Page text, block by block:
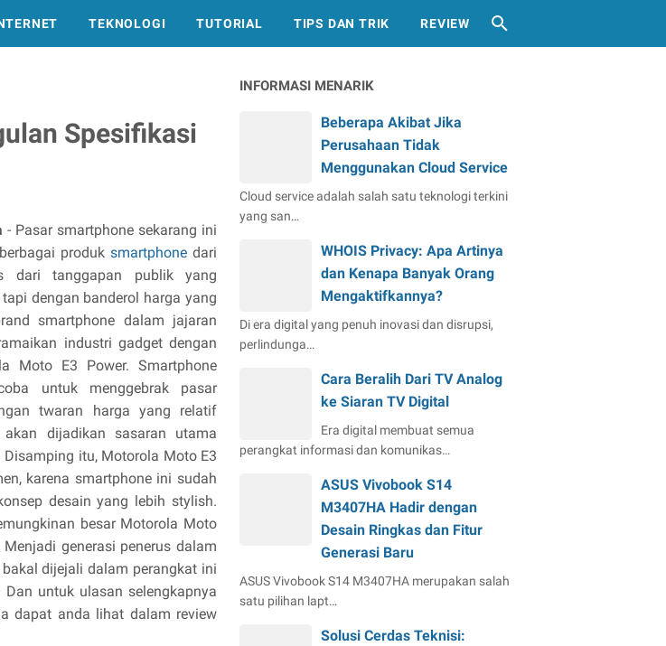
TEKNOLOGI TUTORIAL TIPS DAN TRIK REVIEW
Spesifikasi
- Pasar smartphone sekarang ini
produksmartphone dari
dari tanggapan publik yang
dengan banderol harga yang
smartphone dalam jajaran
industri gadget dengan
Moto E3 Power. Smartphone
untuk menggebrak pasar
twaran harga yang relatif
dijadikan sasaran utama
itu, Motorola Moto E3
karena smartphone ini sudah
desain yang lebih stylish.
besar Motorola Moto
generasi penerus dalam
dijejali dalam perangkat ini
untuk ulasan selengkapnya
dapat anda lihat dalam review
INFORMASI MENARIK
Beberapa Akibat Jika
Perusahaan Tidak
Menggunakan Cloud Service
Cloud service adalah salah satu teknologi terkini
yang san…
WHOIS Privacy: Apa Artinya
dan Kenapa Banyak Orang
Mengaktifkannya?
Di era digital yang penuh inovasi dan disrupsi,
perlindunga…
Cara Beralih Dari TV Analog
ke Siaran TV Digital
Era digital membuat semua
perangkat informasi dan komunikas…
ASUS Vivobook S14
M3407HA Hadir dengan
Desain Ringkas dan Fitur
Generasi Baru
ASUS Vivobook S14 M3407HA merupakan salah
satu pilihan lapt…
Solusi Cerdas Teknisi: